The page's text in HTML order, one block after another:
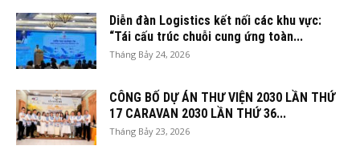
Diễn đàn Logistics kết nối các khu vực:
“Tái cấu trúc chuỗi cung ứng toàn...
Tháng Bảy 24, 2026
CÔNG BỐ DỰ ÁN THƯ VIỆN 2030 LẦN THỨ
17 CARAVAN 2030 LẦN THỨ 36...
Tháng Bảy 23, 2026